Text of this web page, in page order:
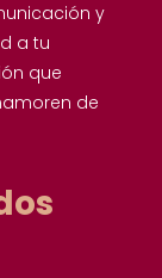
y
a tu
que
de